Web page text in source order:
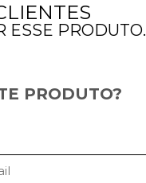
ESSE PRODUTO.
PRODUTO?